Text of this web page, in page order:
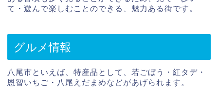
て・遊んで楽しむことのできる、魅力ある街です。
グルメ情報
八尾市といえば、特産品として、若ごぼう・紅タデ・
恩智いちご・八尾えだまめなどがあげられます。